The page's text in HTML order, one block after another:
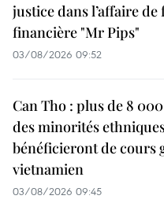
justice dans l’affaire de
financière "Mr Pips"
03/08/2026 09:52
Can Tho : plus de 8
des minorités
bénéficieront de cours
vietnamien
03/08/2026 09:45